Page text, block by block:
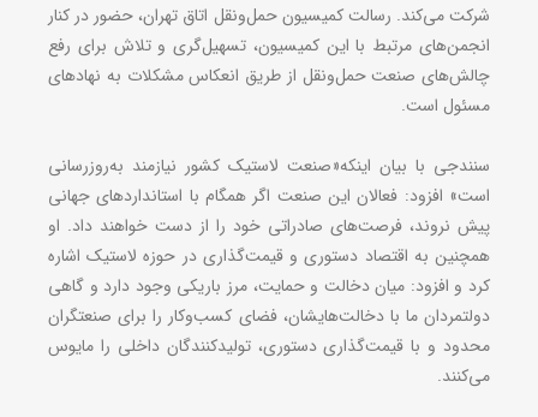
شرکت می‌کند. رسالت کمیسیون حمل‌ونقل اتاق تهران، حضور در کنار
انجمن‌های مرتبط با این کمیسیون، تسهیل‌گری و تلاش برای رفع
چالش‌های صنعت حمل‌ونقل از طریق انعکاس مشکلات به نهادهای
مسئول است.
سنندجی با بیان اینکه«صنعت لاستیک کشور نیازمند به‌روزرسانی
است» افزود: فعالان این صنعت اگر همگام با استانداردهای جهانی
پیش نروند، فرصت‌های صادراتی‌ خود را از دست خواهند داد. او
همچنین به اقتصاد دستوری و قیمت‌گذاری در حوزه لاستیک اشاره
کرد و افزود: میان دخالت و حمایت، مرز باریکی وجود دارد و گاهی
دولتمردان ما با دخالت‌هایشان، فضای کسب‌وکار را برای صنعتگران
محدود و با قیمت‌گذاری دستوری، تولیدکنندگان داخلی را مایوس
می‌کنند.